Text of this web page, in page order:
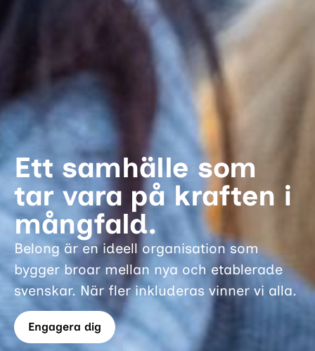
Ett samhälle som
tar vara på kraften i
mångfald.
Belong är en ideell organisation som
bygger broar mellan nya och etablerade
svenskar. När fler inkluderas vinner vi alla.
Engagera dig